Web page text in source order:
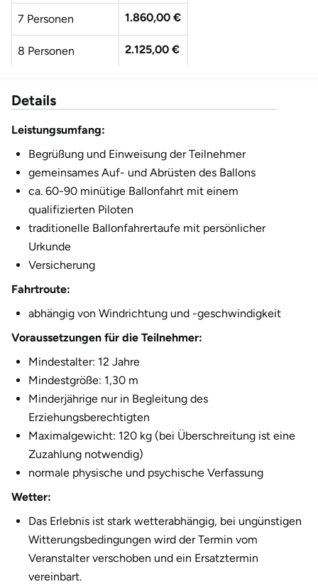
7 Personen 1.860,00 €
8 Personen 2.125,00 €
2.655,00 €
11 Personen
12 Personen 3.185,00 €
Details
Leistungsumfang:
Begrüßung und Einweisung der Teilnehmer
gemeinsames Auf- und Abrüsten des Ballons
ca. 60-90 minütige Ballonfahrt mit einem
qualifizierten Piloten
traditionelle Ballonfahrertaufe mit persönlicher
Urkunde
Versicherung
Fahrtroute:
abhängig von Windrichtung und -geschwindigkeit
Voraussetzungen für die Teilnehmer:
Mindestalter: 12 Jahre
Mindestgröße: 1,30 m
Minderjährige nur in Begleitung des
Erziehungsberechtigten
Maximalgewicht: 120 kg (bei Überschreitung ist eine
Zuzahlung notwendig)
normale physische und psychische Verfassung
Wetter:
Das Erlebnis ist stark wetterabhängig, bei ungünstigen
Witterungsbedingungen wird der Termin vom
Veranstalter verschoben und ein Ersatztermin
vereinbart.